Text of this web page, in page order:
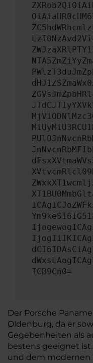
ICB9Cn0=
Der Porsche
Oldenburg, da er
Gegebenheiten als
bestens geeignet
und dem modernen